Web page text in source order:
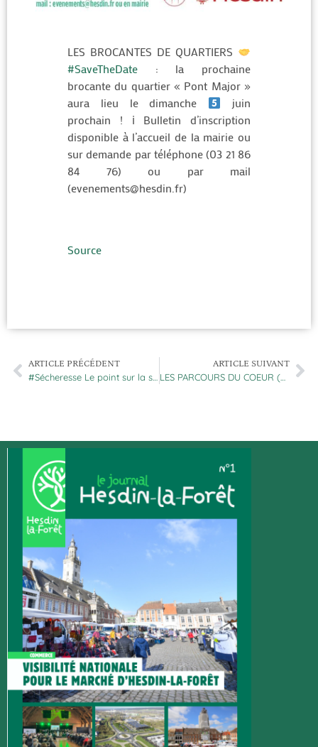
LES BROCANTES DE QUARTIERS
#SaveTheDate : la prochaine
brocante du quartier « Pont Major »
aura lieu le dimanche
juin
prochain ! ℹ Bulletin d’inscription
disponible à l’accueil de la mairie ou
sur demande par téléphone (03 21 86
84 76) ou par mail
(evenements@hesdin.fr)
Source
ARTICLE PRÉCÉDENT
#Sécheresse Le point sur la situation dans le département du #PasDeCalais :
ARTICLE SUIVANT
LES PARCOURS DU COEUR (RAPPEL) Le dimanche